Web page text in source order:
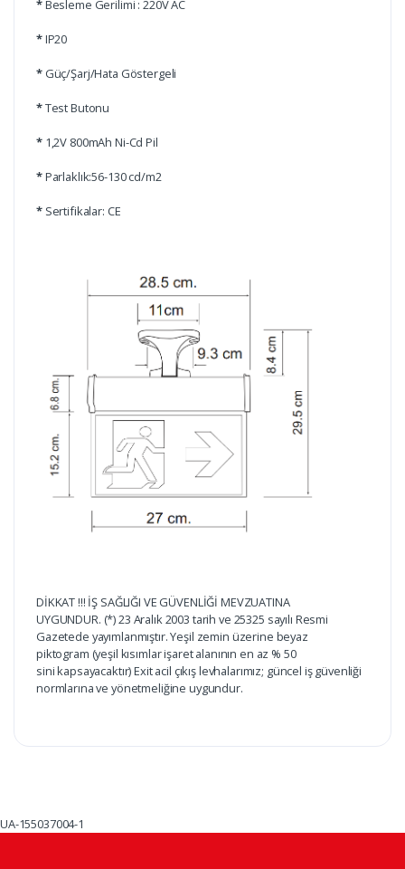
*Besleme Gerilimi : 220V AC
*IP20
*Güç/Şarj/Hata Göstergeli
*Test Butonu
*1,2V 800mAh Ni-Cd Pil
*Parlaklık:56-130 cd/m2
*Sertifikalar: CE
DİKKAT !!! İŞ SAĞLIĞI VE GÜVENLİĞİ MEVZUATINA
UYGUNDUR. (*) 23 Aralık 2003 tarih ve 25325 sayılı Resmi
Gazetede yayımlanmıştır. Yeşil zemin üzerine beyaz
piktogram (yeşil kısımlar işaret alanının en az % 50
sini kapsayacaktır) Exit acil çıkış levhalarımız; güncel iş güvenliği
normlarına ve yönetmeliğine uygundur.
UA-155037004-1